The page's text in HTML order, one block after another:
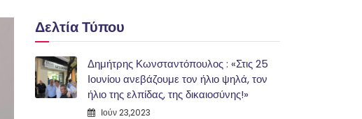
Δελτία Τύπου
Δημήτρης Κωνσταντόπουλος : «Στις 25
Ιουνίου ανεβάζουμε τον ήλιο ψηλά, τον
ήλιο της ελπίδας, της δικαιοσύνης!»
Ιούν 23,2023